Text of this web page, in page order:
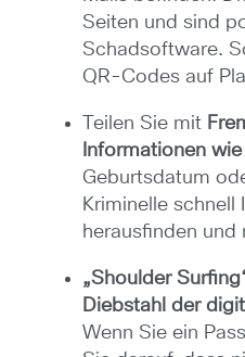
Seiten und sind
Schadsoftware.
QR-Codes auf
Teilen Sie mit
Informationen
Geburtsdatum
Kriminelle
herausfinden und
„Shoulder
Diebstahl der
Wenn Sie ein